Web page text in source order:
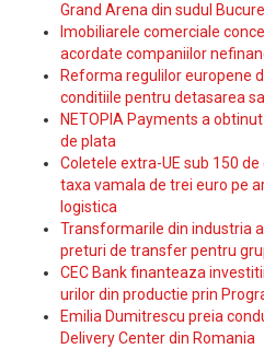
Grand Arena din sudul
Imobiliarele comerciale
acordate companiilor
Reforma regulilor europene
conditiile pentru detasarea
NETOPIA Payments a
de plata
Coletele extra-UE sub 150
taxa vamala de trei euro pe
logistica
Transformarile din industria
preturi de transfer pentru
CEC Bank finanteaza
urilor din productie prin
Emilia Dumitrescu preia
Delivery Center din Romania